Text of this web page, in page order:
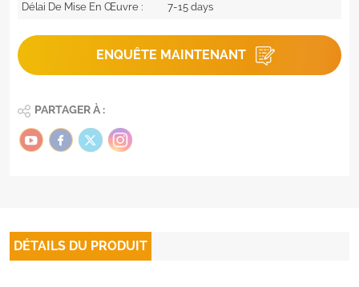
Délai De Mise En Œuvre :
7-15 days
ENQUÊTE MAINTENANT
PARTAGER À :
DÉTAILS DU PRODUIT